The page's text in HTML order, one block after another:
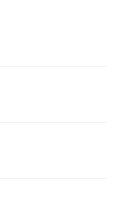
ステッチをヘムかがりの
いますのでご了承下さ